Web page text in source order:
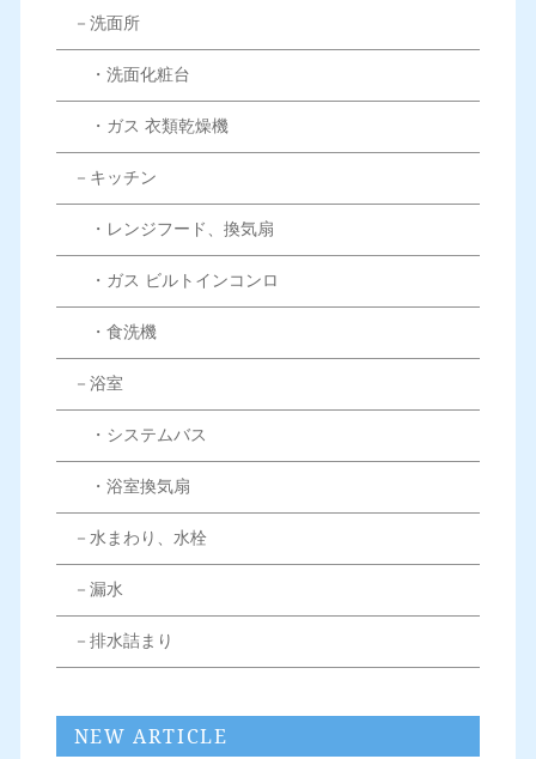
－洗面所
・洗面化粧台
・ガス 衣類乾燥機
－キッチン
・レンジフード、換気扇
・ガス ビルトインコンロ
・食洗機
－浴室
・システムバス
・浴室換気扇
－水まわり、水栓
－漏水
－排水詰まり
NEW ARTICLE